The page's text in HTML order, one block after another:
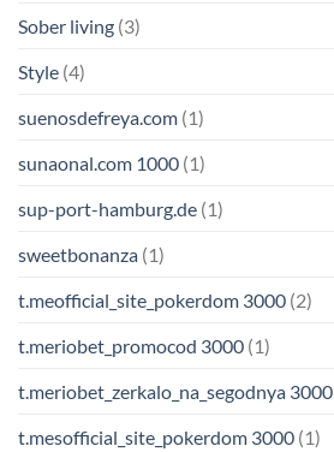
Sober living (3)
Style (4)
suenosdefreya.com (1)
sunaonal.com 1000 (1)
sup-port-hamburg.de (1)
sweetbonanza (1)
t.meofficial_site_pokerdom 3000 (2)
t.meriobet_promocod 3000 (1)
t.meriobet_zerkalo_na_segodnya 3000
t.mesofficial_site_pokerdom 3000 (1)